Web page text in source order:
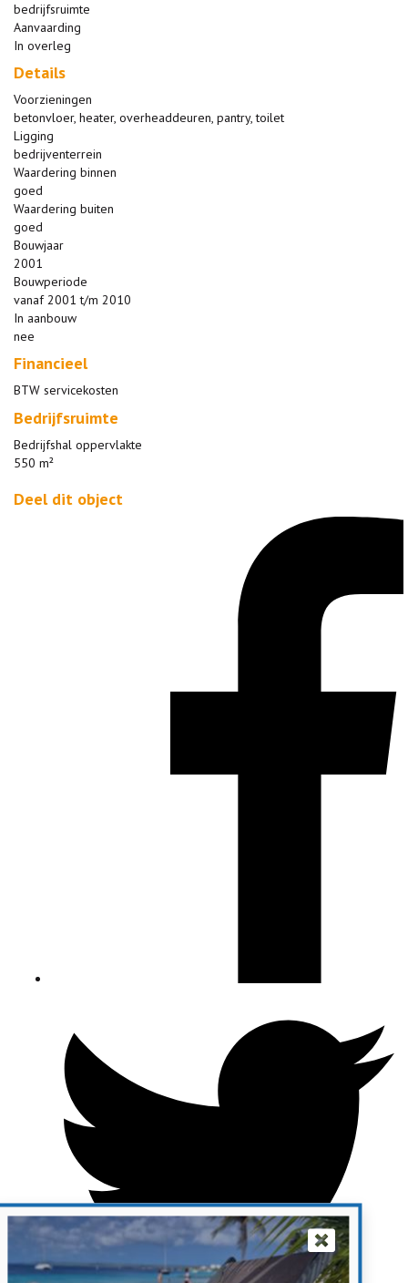
bedrijfsruimte
Aanvaarding
In overleg
Details
Voorzieningen
betonvloer, heater, overheaddeuren, pantry, toilet
Ligging
bedrijventerrein
Waardering binnen
goed
Waardering buiten
goed
Bouwjaar
2001
Bouwperiode
vanaf 2001 t/m 2010
In aanbouw
nee
Financieel
BTW servicekosten
Bedrijfsruimte
Bedrijfshal oppervlakte
550 m²
Deel dit object